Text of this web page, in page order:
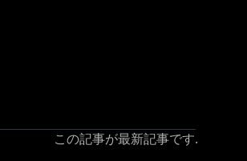
この記事が最新記事です.